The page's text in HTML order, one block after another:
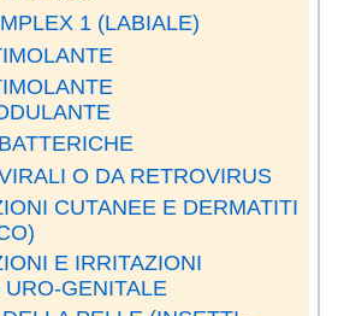
1 (LABIALE)
O DA RETROVIRUS
CUTANEE E DERMATITI
E IRRITAZIONI
GENITALE